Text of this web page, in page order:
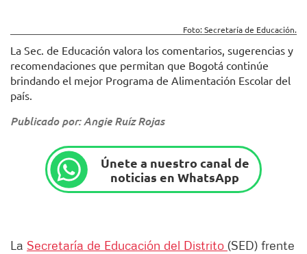
Foto: Secretaría de Educación.
La Sec. de Educación valora los comentarios, sugerencias y
recomendaciones que permitan que Bogotá continúe
brindando el mejor Programa de Alimentación Escolar del
país.
Publicado por: Angie Ruíz Rojas
Únete a nuestro canal de
noticias en WhatsApp
La Secretaría de Educación del Distrito (SED) frente